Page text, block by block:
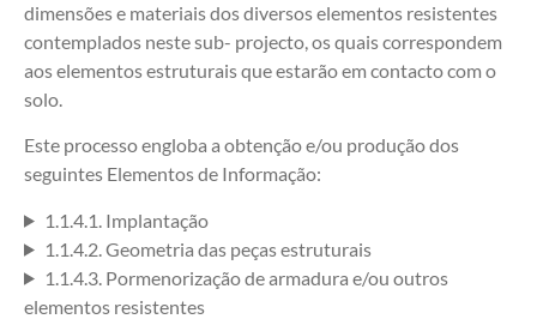
dimensões e materiais dos diversos elementos resistentes
contemplados neste sub- projecto, os quais correspondem
aos elementos estruturais que estarão em contacto com o
solo.
Este processo engloba a obtenção e/ou produção dos
seguintes Elementos de Informação:
1.1.4.1. Implantação
1.1.4.2. Geometria das peças estruturais
1.1.4.3. Pormenorização de armadura e/ou outros
elementos resistentes